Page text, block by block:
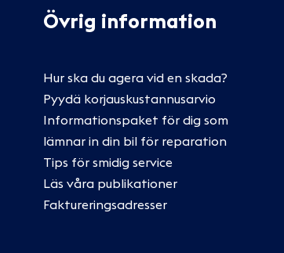
Övrig information
Hur ska du agera vid en skada?
Pyydä korjauskustannusarvio
Informationspaket för dig som
lämnar in din bil för reparation
Tips för smidig service
Läs våra publikationer
Faktureringsadresser